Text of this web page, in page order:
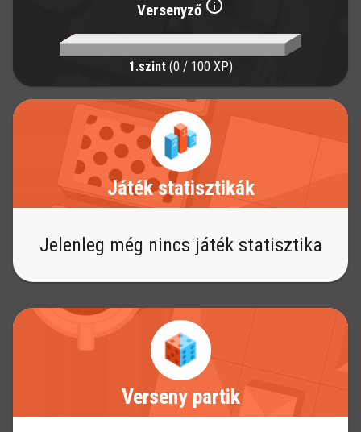
Versenyző
1.szint (0 / 100 XP)
Játék statisztikák
Jelenleg még nincs játék statisztika
Verseny partik